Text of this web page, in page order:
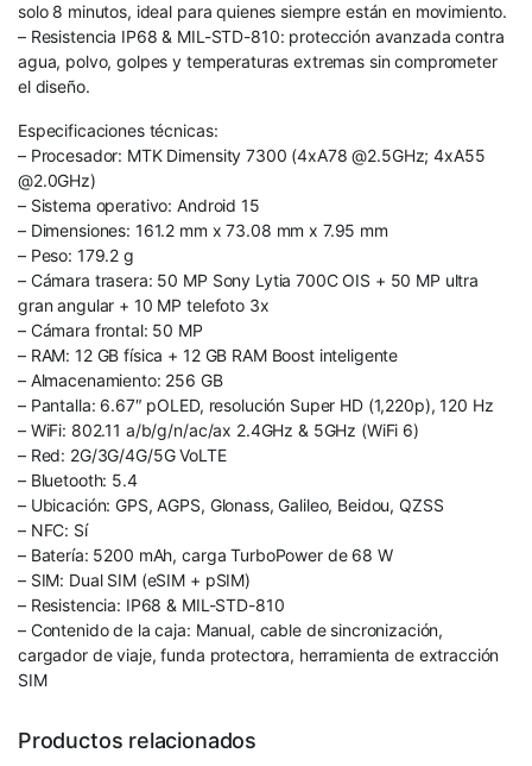
solo 8 minutos, ideal para quienes siempre están en movimiento.
– Resistencia IP68 & MIL-STD-810: protección avanzada contra
agua, polvo, golpes y temperaturas extremas sin comprometer
el diseño.
Especificaciones técnicas:
– Procesador: MTK Dimensity 7300 (4xA78 @2.5GHz; 4xA55
@2.0GHz)
– Sistema operativo: Android 15
– Dimensiones: 161.2 mm x 73.08 mm x 7.95 mm
– Peso: 179.2 g
– Cámara trasera: 50 MP Sony Lytia 700C OIS + 50 MP ultra
gran angular + 10 MP telefoto 3x
– Cámara frontal: 50 MP
– RAM: 12 GB física + 12 GB RAM Boost inteligente
– Almacenamiento: 256 GB
– Pantalla: 6.67″ pOLED, resolución Super HD (1,220p), 120 Hz
– WiFi: 802.11 a/b/g/n/ac/ax 2.4GHz & 5GHz (WiFi 6)
– Red: 2G/3G/4G/5G VoLTE
– Bluetooth: 5.4
– Ubicación: GPS, AGPS, Glonass, Galileo, Beidou, QZSS
– NFC: Sí
– Batería: 5200 mAh, carga TurboPower de 68 W
– SIM: Dual SIM (eSIM + pSIM)
– Resistencia: IP68 & MIL-STD-810
– Contenido de la caja: Manual, cable de sincronización,
cargador de viaje, funda protectora, herramienta de extracción
SIM
Productos relacionados